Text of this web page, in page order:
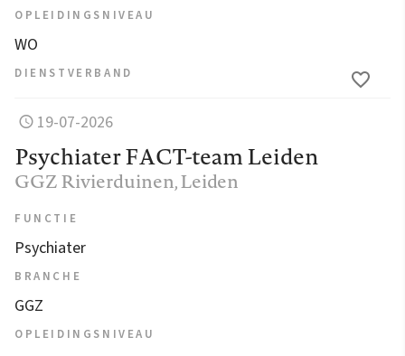
OPLEIDINGSNIVEAU
WO
DIENSTVERBAND
19-07-2026
Psychiater FACT-team Leiden
GGZ Rivierduinen, Leiden
FUNCTIE
Psychiater
BRANCHE
GGZ
OPLEIDINGSNIVEAU